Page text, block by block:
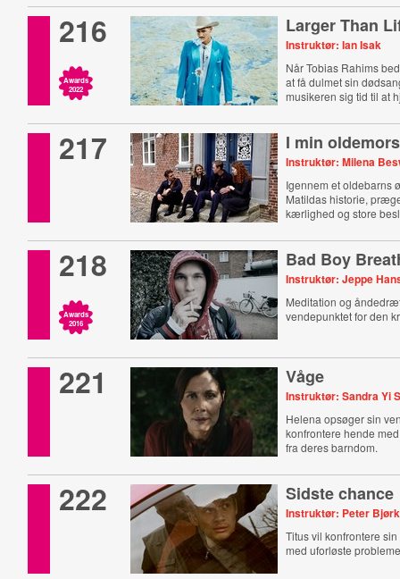
216
Awards
2022
Larger Than
Instruktør: Ian Isak
Når Tobias Rahims
at få dulmet sin
musikeren sig tid til at
217 I min
Instruktør: Milena
Igennem et oldebarns
Matildas historie,
kærlighed og store
218
Awards
2016
Bad Boy
Instruktør: Jeppe
Meditation og
vendepunktet for den
221 Våge
Instruktør: Sandra Yi
Helena opsøger sin
konfrontere hende
fra deres barndom.
222 Sidste chance
Instruktør: Peter
Titus vil konfrontere
med uforløste